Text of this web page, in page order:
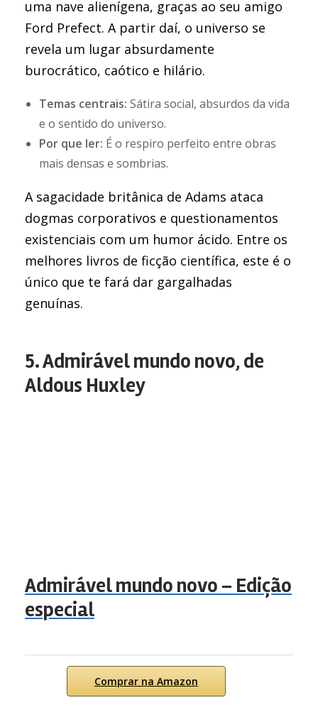
uma nave alienígena, graças ao seu amigo
Ford Prefect. A partir daí, o universo se
revela um lugar absurdamente
burocrático, caótico e hilário.
Temas centrais: Sátira social, absurdos da vida
e o sentido do universo.
Por que ler: É o respiro perfeito entre obras
mais densas e sombrias.
A sagacidade britânica de Adams ataca
dogmas corporativos e questionamentos
existenciais com um humor ácido. Entre os
melhores livros de ficção científica, este é o
único que te fará dar gargalhadas
genuínas.
5. Admirável mundo novo, de
Aldous Huxley
Admirável mundo novo – Edição
especial
Comprar na Amazon